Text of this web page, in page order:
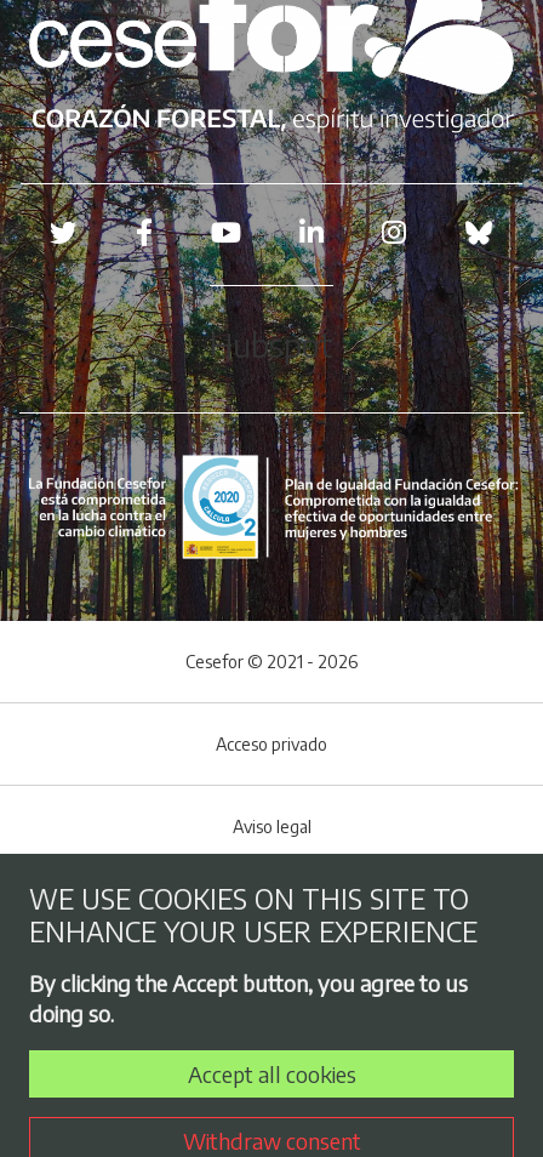
Redes sociales
Hubspot
Footer menu
Cesefor © 2021 - 2026
Acceso privado
Aviso legal
Cookies policy
Privacy Policy
Employment exchange
WE USE COOKIES ON THIS SITE TO
ENHANCE YOUR USER EXPERIENCE
By clicking the Accept button, you agree to us
doing so.
Accept all cookies
Withdraw consent